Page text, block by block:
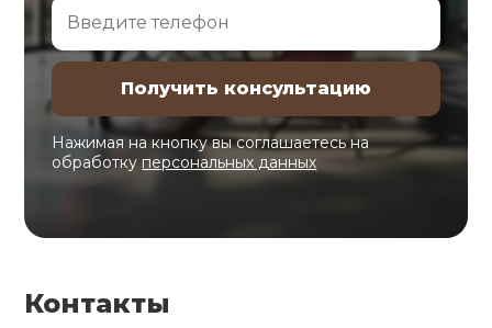
Нажимая на кнопку вы соглашаетесь на
обработкуперсональных данных
Контакты